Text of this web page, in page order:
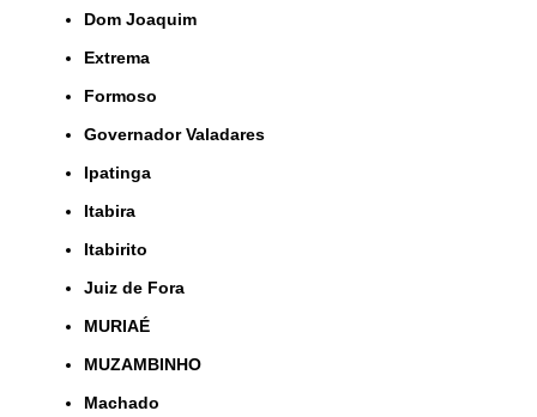
Dom Joaquim
Extrema
Formoso
Governador Valadares
Ipatinga
Itabira
Itabirito
Juiz de Fora
MURIAÉ
MUZAMBINHO
Machado